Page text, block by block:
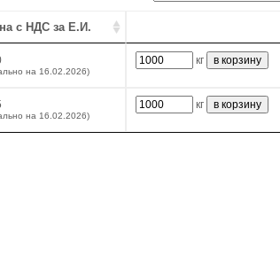
с НДС за Е.И.
на 16.02.2026)
кг
на 16.02.2026)
кг